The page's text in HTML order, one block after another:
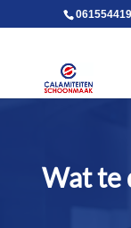
voor in de body
Wat te